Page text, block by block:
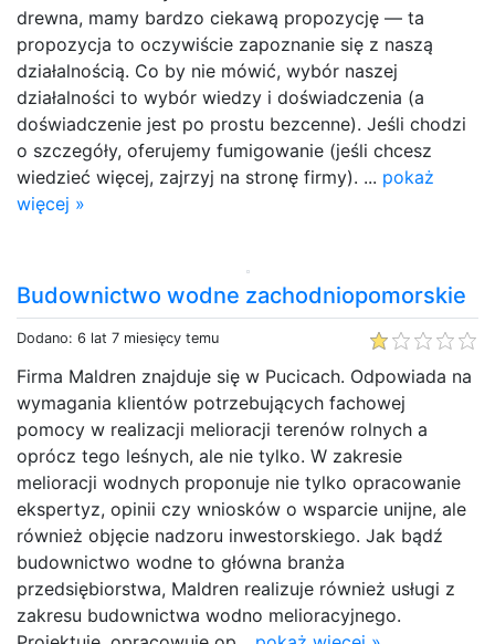
drewna, mamy bardzo ciekawą propozycję — ta
propozycja to oczywiście zapoznanie się z naszą
działalnością. Co by nie mówić, wybór naszej
działalności to wybór wiedzy i doświadczenia (a
doświadczenie jest po prostu bezcenne). Jeśli chodzi
o szczegóły, oferujemy fumigowanie (jeśli chcesz
wiedzieć więcej, zajrzyj na stronę firmy). ... pokaż
więcej »
Budownictwo wodne zachodniopomorskie
Dodano: 6 lat 7 miesięcy temu
Firma Maldren znajduje się w Pucicach. Odpowiada na
wymagania klientów potrzebujących fachowej
pomocy w realizacji melioracji terenów rolnych a
oprócz tego leśnych, ale nie tylko. W zakresie
melioracji wodnych proponuje nie tylko opracowanie
ekspertyz, opinii czy wniosków o wsparcie unijne, ale
również objęcie nadzoru inwestorskiego. Jak bądź
budownictwo wodne to główna branża
przedsiębiorstwa, Maldren realizuje również usługi z
zakresu budownictwa wodno melioracyjnego.